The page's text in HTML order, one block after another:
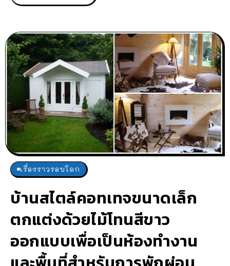
เรื่องราวรอบโลก
บ้านสไตล์คอทเทจขนาดเล็ก
ตกแต่งด้วยไม้โทนสีขาว
ออกแบบเพื่อเป็นห้องทำงาน